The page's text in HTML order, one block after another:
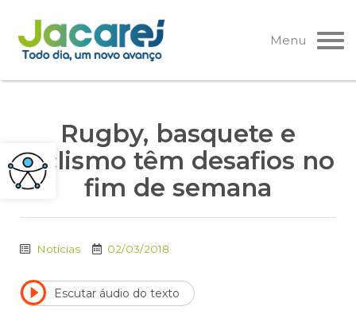
Pular
para
o
Menu
Rugby, basquete e
ciclismo têm desafios no
fim de semana
Notícias 02/03/2018
Escutar áudio do texto